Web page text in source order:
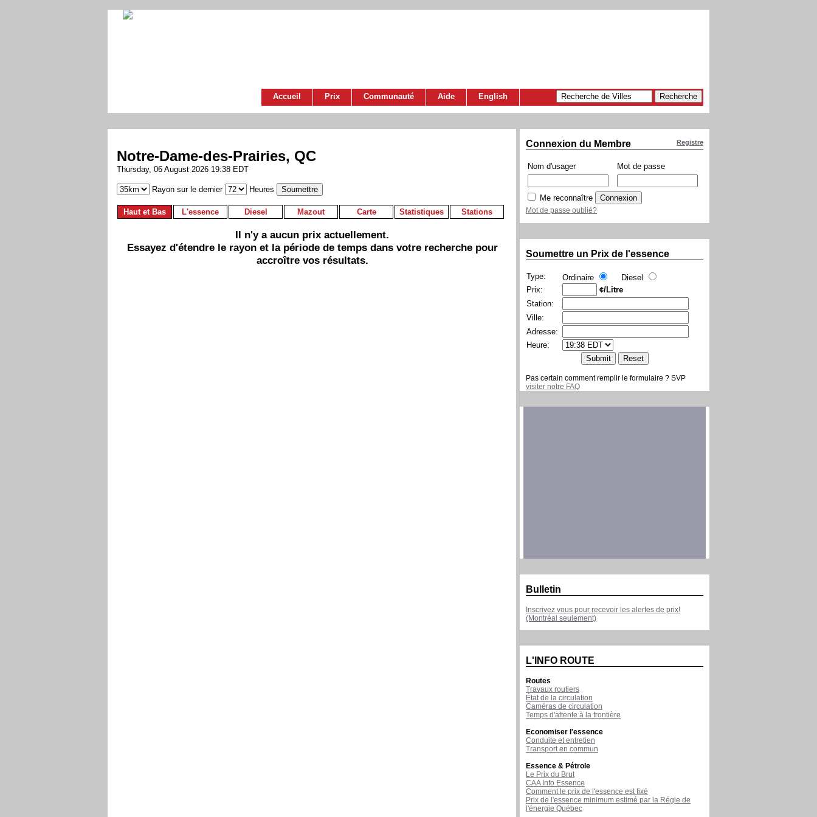
Accueil Prix Communauté Aide English
Notre-Dame-des-Prairies, QC
Thursday, 06 August 2026 19:38 EDT
Rayon sur le dernier Heures
Haut et Bas L'essence Diesel Mazout Carte Statistiques Stations
Il n'y a aucun prix actuellement.
Essayez d'étendre le rayon et la période de temps dans votre recherche pour
accroître vos résultats.
Registre
Connexion du Membre
Nom d'usager Mot de passe
Me reconnaître
Mot de passe oublié?
Soumettre un Prix de l'essence
Type: Ordinaire
Diesel
Prix:
¢/Litre
Station:
Ville:
Adresse:
Heure:
Pas certain comment remplir le formulaire ? SVP
visiter notre FAQ
Bulletin
Inscrivez vous pour recevoir les alertes de prix!
(Montréal seulement)
L'INFO ROUTE
Routes
Travaux routiers
État de la circulation
Caméras de circulation
Temps d'attente à la frontière
Economiser l'essence
Conduite et entretien
Transport en commun
Essence & Pétrole
Le Prix du Brut
CAA Info Essence
Comment le prix de l'essence est fixé
Prix de l'essence minimum estimé par la Régie de
l'énergie Québec